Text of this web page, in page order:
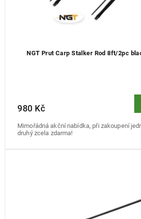
NGT Prut Carp Stalker Rod 8ft/2pc
980 Kč
Mimořádná akční nabídka, při zakoupení
druhý zcela zdarma!